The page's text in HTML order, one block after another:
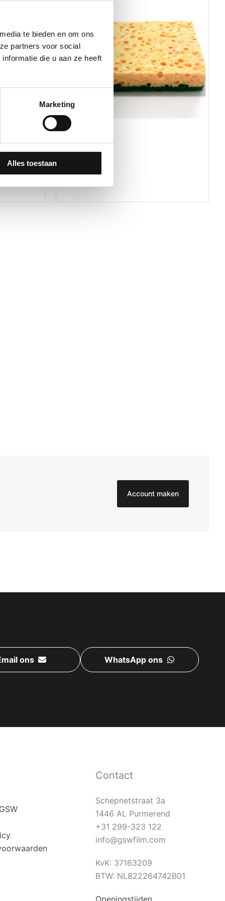
te bieden en om ons
partners voor social
die u aan ze heeft
Marketing
Alles toestaan
Gereedschap
Account maken
ons WhatsApp ons
Contact
Schepnetstraat 3a
1446 AL Purmerend
+31 299-323 122
info@gswfilm.com
KvK: 37163209
BTW: NL822264742B01
Openingstijden